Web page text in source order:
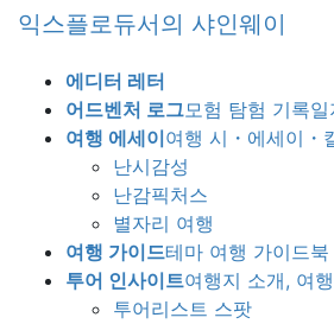
Skip
Skip
Navigation
익스플로듀서의 샤인웨이
에디터 레터
어드벤처 로그모험 탐험 기록일
여행 에세이여행 시・에세이・
난시감성
난감픽처스
별자리 여행
여행 가이드테마 여행 가이드북
투어 인사이트여행지 소개, 여
투어리스트 스팟